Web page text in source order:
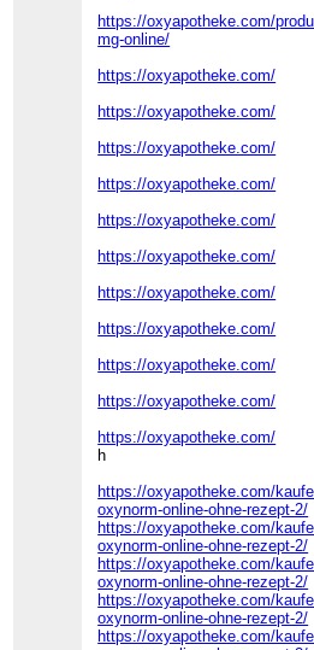
https://oxyapotheke.com/
mg-online/
https://oxyapotheke.com/
https://oxyapotheke.com/
https://oxyapotheke.com/
https://oxyapotheke.com/
https://oxyapotheke.com/
https://oxyapotheke.com/
https://oxyapotheke.com/
https://oxyapotheke.com/
https://oxyapotheke.com/
https://oxyapotheke.com/
https://oxyapotheke.com/
h
https://oxyapotheke.com/
oxynorm-online-ohne-rezept-2/
https://oxyapotheke.com/
oxynorm-online-ohne-rezept-2/
https://oxyapotheke.com/
oxynorm-online-ohne-rezept-2/
https://oxyapotheke.com/
oxynorm-online-ohne-rezept-2/
https://oxyapotheke.com/